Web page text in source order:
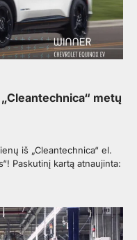
metų
iš „Cleantechnica“ el.
Paskutinį kartą atnaujinta: